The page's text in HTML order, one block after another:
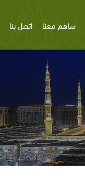
ساهم معنا اتصل بنا